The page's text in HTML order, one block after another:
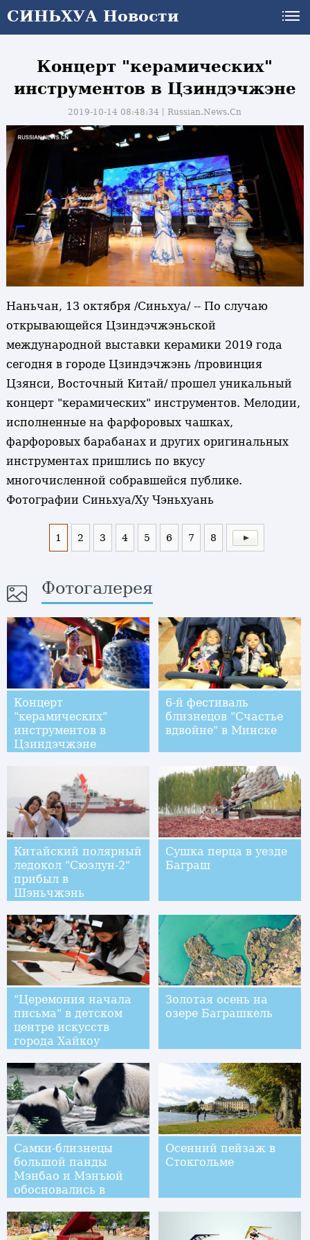
СИНЬХУА Новости
Концерт "керамических"
инструментов в Цзиндэчжэне
2019-10-14 08:48:34丨Russian.News.Cn
Наньчан, 13 октября /Синьхуа/ -- По случаю
открывающейся Цзиндэчжэньской
международной выставки керамики 2019 года
сегодня в городе Цзиндэчжэнь /провинция
Цзянси, Восточный Китай/ прошел уникальный
концерт "керамических" инструментов. Мелодии,
исполненные на фарфоровых чашках,
фарфоровых барабанах и других оригинальных
инструментах пришлись по вкусу
многочисленной собравшейся публике.
Фотографии Синьхуа/Ху Чэньхуань
1 2 3 4 5 6 7 8
Фотогалерея
Концерт
"керамических"
инструментов в
Цзиндэчжэне
6-й фестиваль
близнецов "Счастье
вдвойне" в Минске
Китайский полярный
ледокол "Сюэлун-2"
прибыл в
Шэньчжэнь
Сушка перца в уезде
Баграш
"Церемония начала
письма" в детском
центре искусств
города Хайкоу
Золотая осень на
озере Баграшкель
Самки-близнецы
большой панды
Мэнбао и Мэнъюй
обосновались в
Осенний пейзаж в
Стокгольме